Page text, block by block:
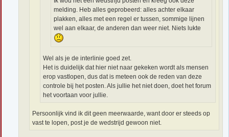
melding. Heb alles geprobeerd: alles achter elkaar
plakken, alles met een regel er tussen, sommige lijnen
wel aan elkaar, de anderen dan weer niet. Niets lukte
Wel als je de interlinie goed zet.
Het is duidelijk dat hier niet naar gekeken wordt als mensen
erop vastlopen, dus dat is meteen ook de reden van deze
controle bij het posten. Als jullie het niet doen, doet het forum
het voortaan voor jullie.
Persoonlijk vind ik dit geen meerwaarde, want door er steeds op
vast te lopen, post je de wedstrijd gewoon niet.